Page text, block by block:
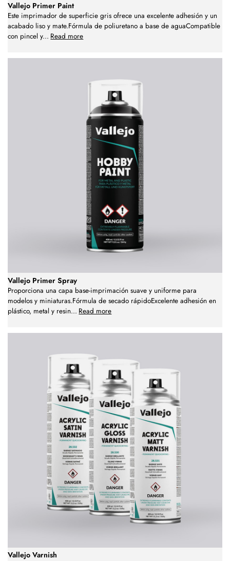
Vallejo Primer Paint
Este imprimador de superficie gris ofrece una excelente adhesión y un
acabado liso y mate.Fórmula de poliuretano a base de aguaCompatible
con pincel y... Read more
Vallejo Primer Spray
Proporciona una capa base-imprimación suave y uniforme para
modelos y miniaturas.Fórmula de secado rápidoExcelente adhesión en
plástico, metal y resin... Read more
Vallejo Varnish